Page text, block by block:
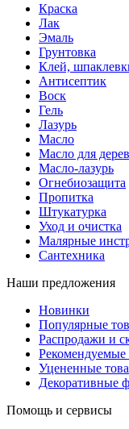
Краска
Лак
Эмаль
Грунтовка
Клей,
Антисептик
Воск
Гель
Лазурь
Масло
Масло для
Масло-лазурь
Огнебиозащита
Пропитка
Штукатурка
Уход и очистка
Малярные
Сантехника
Наши предложения
Новинки
Популярные
Распродажи и
Рекомендуемые
Уцененные
Декоративные
Помощь и сервисы